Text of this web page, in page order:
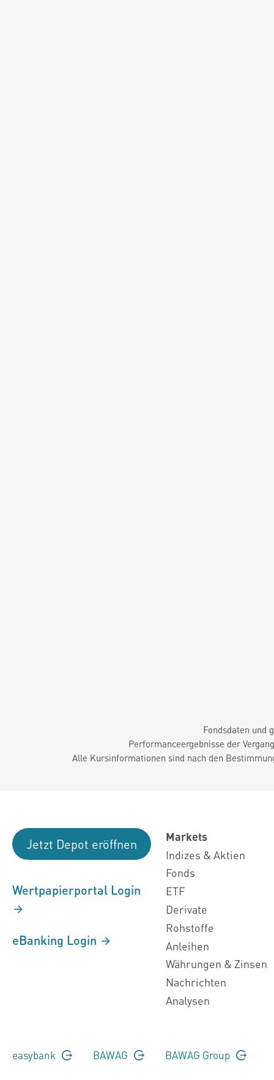
Fondsdaten und
Performanceergebnisse der
Alle Kursinformationen sind nach den
Jetzt Depot eröffnen
Wertpapierportal Login
eBanking Login
Markets
Indizes & Aktien
Fonds
ETF
Derivate
Rohstoffe
Anleihen
Währungen & Zinsen
Nachrichten
Analysen
easybank BAWAG BAWAG Group